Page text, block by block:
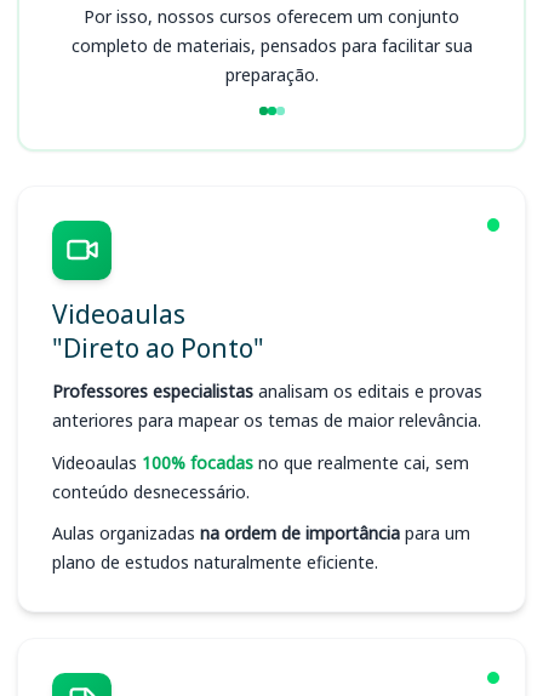
Por isso, nossos cursos oferecem um conjunto
completo de materiais, pensados para facilitar sua
preparação.
Videoaulas
"Direto ao Ponto"
Professores especialistas analisam os editais e provas
anteriores para mapear os temas de maior relevância.
Videoaulas 100% focadas no que realmente cai, sem
conteúdo desnecessário.
Aulas organizadas na ordem de importância para um
plano de estudos naturalmente eficiente.